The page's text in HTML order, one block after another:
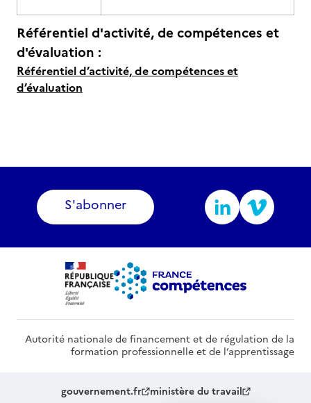
Référentiel d'activité, de compétences et
d'évaluation :
Référentiel d’activité, de compétences et
d’évaluation
S'abonner
Autorité nationale de financement et de régulation de la
formation professionnelle et de l’apprentissage
gouvernement.fr ministère du travail